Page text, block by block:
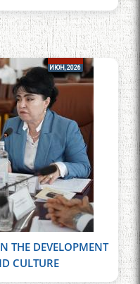
24
24
ИЮН, 2026
THE DEVELOPMENT
CULTURE